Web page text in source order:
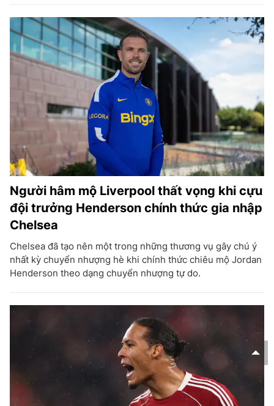
Người hâm mộ Liverpool thất vọng khi cựu
đội trưởng Henderson chính thức gia nhập
Chelsea
Chelsea đã tạo nên một trong những thương vụ gây chú ý
nhất kỳ chuyển nhượng hè khi chính thức chiêu mộ Jordan
Henderson theo dạng chuyển nhượng tự do.